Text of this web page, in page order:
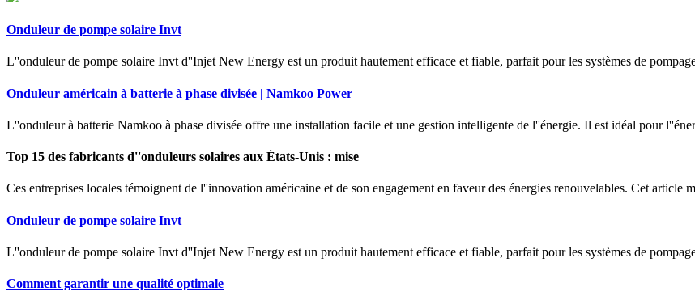
Onduleur de pompe solaire Invt
L''onduleur de pompe solaire Invt d''Injet New Energy est un produit hautement efficace et fiable, parfait pour les systèmes de
Onduleur américain à batterie à phase divisée | Namkoo Power
L''onduleur à batterie Namkoo à phase divisée offre une installation facile et une gestion intelligente de l''énergie. Il est idéal pour
Top 15 des fabricants d''onduleurs solaires aux États-Unis : mise
Ces entreprises locales témoignent de l''innovation américaine et de son engagement en faveur des énergies renouvelables. Cet article
Onduleur de pompe solaire Invt
L''onduleur de pompe solaire Invt d''Injet New Energy est un produit hautement efficace et fiable, parfait pour les systèmes de
Comment garantir une qualité optimale